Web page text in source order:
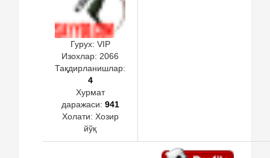
Гурух: VIP
Изохлар: 2066
Тақдирланишлар:
4
Хурмат
даражаси: 941
Холати: Хозир
йўқ